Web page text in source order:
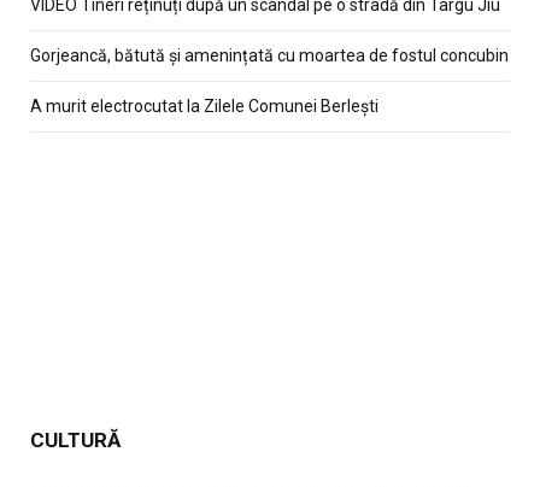
VIDEO Tineri reținuți după un scandal pe o stradă din Târgu Jiu
Gorjeancă, bătută și amenințată cu moartea de fostul concubin
A murit electrocutat la Zilele Comunei Berlești
CULTURĂ